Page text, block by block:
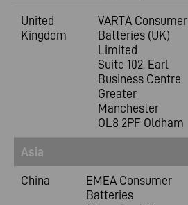
United
Kingdom
VARTA Consumer
Batteries (UK)
Limited
Suite 102, Earl
Business Centre
Greater
Manchester
OL8 2PF Oldham
Asia
China
EMEA Consumer
Batteries